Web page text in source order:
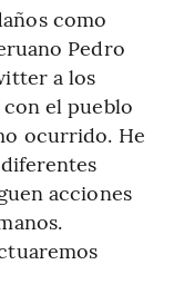
como
Pedro
a los
el pueblo
ocurrido. He
acciones